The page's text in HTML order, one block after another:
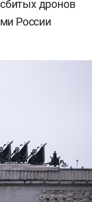
дронов
России